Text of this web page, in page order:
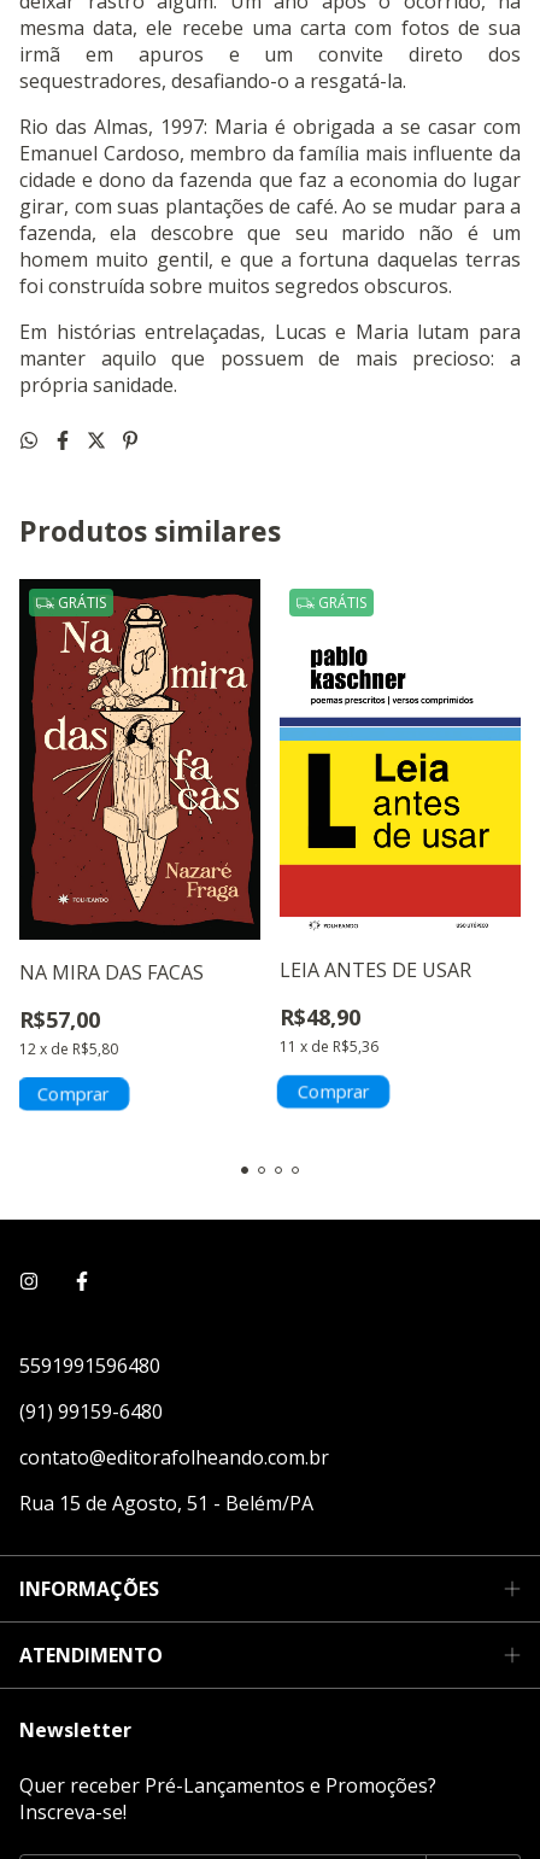
mesma data, ele recebe uma carta com fotos de sua
irmã em apuros e um convite direto dos
sequestradores, desafiando-o a resgatá-la.
Rio das Almas, 1997: Maria é obrigada a se casar com
Emanuel Cardoso, membro da família mais influente da
cidade e dono da fazenda que faz a economia do lugar
girar, com suas plantações de café. Ao se mudar para a
fazenda, ela descobre que seu marido não é um
homem muito gentil, e que a fortuna daquelas terras
foi construída sobre muitos segredos obscuros.
Em histórias entrelaçadas, Lucas e Maria lutam para
manter aquilo que possuem de mais precioso: a
própria sanidade.
Produtos similares
GRÁTIS
NA MIRA DAS FACAS
R$57,00
12x de R$5,80
GRÁTIS
LEIA ANTES DE USAR
R$48,90
11 x de R$5,36
5591991596480
(91) 99159-6480
contato@editorafolheando.com.br
Rua 15 de Agosto, 51 - Belém/PA
INFORMAÇÕES
ATENDIMENTO
Newsletter
Quer receber Pré-Lançamentos e Promoções?
Inscreva-se!